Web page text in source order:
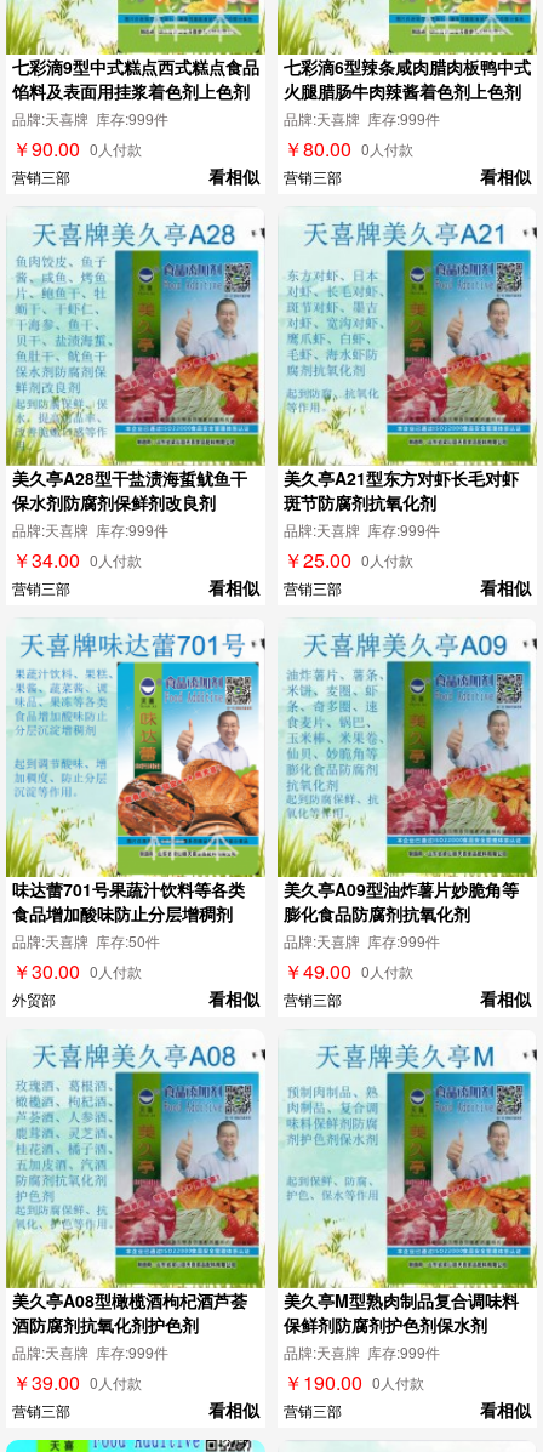
七彩滴9型中式糕点西式糕点食品
馅料及表面用挂浆着色剂上色剂
品牌:天喜牌 库存:999件
￥90.00 0人付款
营销三部
看相似
七彩滴6型辣条咸肉腊肉板鸭中式
火腿腊肠牛肉辣酱着色剂上色剂
品牌:天喜牌 库存:999件
￥80.00 0人付款
营销三部
看相似
美久亭A28型干盐渍海蜇鱿鱼干
保水剂防腐剂保鲜剂改良剂
品牌:天喜牌 库存:999件
￥34.00 0人付款
营销三部
看相似
美久亭A21型东方对虾长毛对虾
斑节防腐剂抗氧化剂
品牌:天喜牌 库存:999件
￥25.00 0人付款
营销三部
看相似
味达蕾701号果蔬汁饮料等各类
食品增加酸味防止分层增稠剂
品牌:天喜牌 库存:50件
￥30.00 0人付款
外贸部
看相似
美久亭A09型油炸薯片妙脆角等
膨化食品防腐剂抗氧化剂
品牌:天喜牌 库存:999件
￥49.00 0人付款
营销三部
看相似
美久亭A08型橄榄酒枸杞酒芦荟
酒防腐剂抗氧化剂护色剂
品牌:天喜牌 库存:999件
￥39.00 0人付款
营销三部
看相似
美久亭M型熟肉制品复合调味料
保鲜剂防腐剂护色剂保水剂
品牌:天喜牌 库存:999件
￥190.00 0人付款
营销三部
看相似